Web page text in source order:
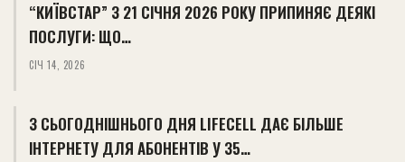
“КИЇВСТАР” З 21 СІЧНЯ 2026 РОКУ ПРИПИНЯЄ ДЕЯКІ
ПОСЛУГИ: ЩО…
СІЧ 14, 2026
З СЬОГОДНІШНЬОГО ДНЯ LIFECELL ДАЄ БІЛЬШЕ
ІНТЕРНЕТУ ДЛЯ АБОНЕНТІВ У 35…